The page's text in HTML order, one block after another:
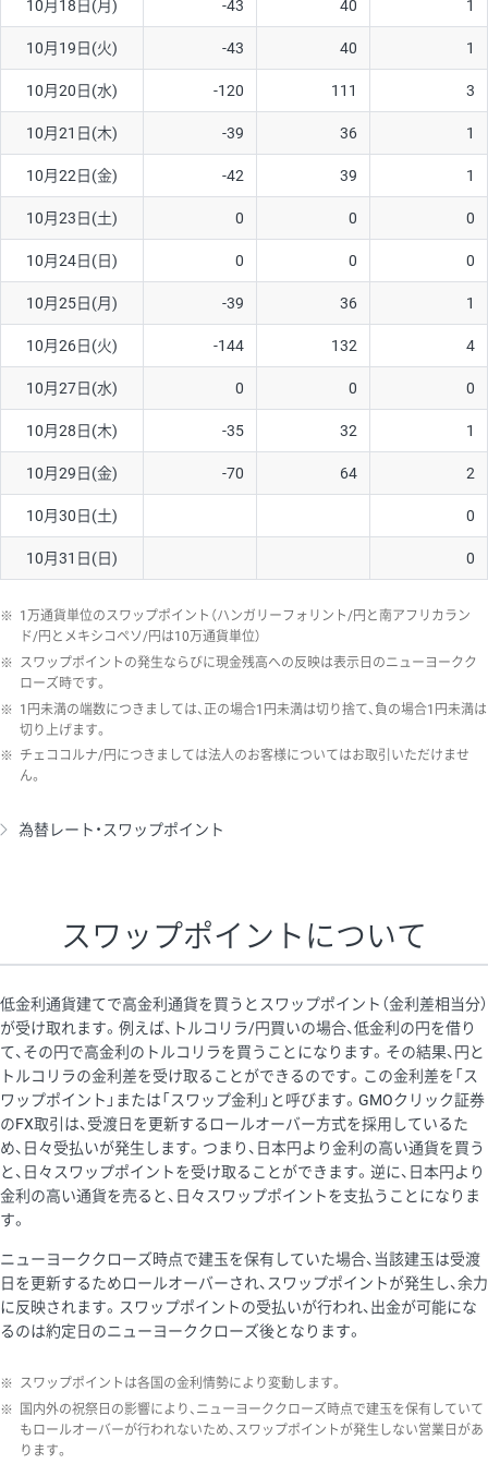
ソ/円は10万通貨単位。
10月18日(月) -43 40 1
10月19日(火) -43 40 1
10月20日(水) -120 111 3
10月21日(木) -39 36 1
10月22日(金) -42 39 1
10月23日(土) 0 0 0
10月24日(日) 0 0 0
10月25日(月) -39 36 1
10月26日(火) -144 132 4
10月27日(水) 0 0 0
10月28日(木) -35 32 1
10月29日(金) -70 64 2
10月30日(土) 0
10月31日(日) 0
※ 1万通貨単位のスワップポイント（ハンガリーフォリント/円と南アフリカラン
ド/円とメキシコペソ/円は10万通貨単位）
※ スワップポイントの発生ならびに現金残高への反映は表示日のニューヨークク
ローズ時です。
※ 1円未満の端数につきましては、正の場合1円未満は切り捨て、負の場合1円未満は
切り上げます。
※ チェココルナ/円につきましては法人のお客様についてはお取引いただけませ
ん。
為替レート・スワップポイント
スワップポイントについて
低金利通貨建てで高金利通貨を買うとスワップポイント（金利差相当分）
が受け取れます。例えば、トルコリラ/円買いの場合、低金利の円を借り
て、その円で高金利のトルコリラを買うことになります。その結果、円と
トルコリラの金利差を受け取ることができるのです。この金利差を「ス
ワップポイント」または「スワップ金利」と呼びます。GMOクリック証券
のFX取引は、受渡日を更新するロールオーバー方式を採用しているた
め、日々受払いが発生します。つまり、日本円より金利の高い通貨を買う
と、日々スワップポイントを受け取ることができます。逆に、日本円より
金利の高い通貨を売ると、日々スワップポイントを支払うことになりま
す。
ニューヨーククローズ時点で建玉を保有していた場合、当該建玉は受渡
日を更新するためロールオーバーされ、スワップポイントが発生し、余力
に反映されます。スワップポイントの受払いが行われ、出金が可能にな
るのは約定日のニューヨーククローズ後となります。
※ スワップポイントは各国の金利情勢により変動します。
※
国内外の祝祭日の影響により、ニューヨーククローズ時点で建玉を保有していて
もロールオーバーが行われないため、スワップポイントが発生しない営業日があ
ります。